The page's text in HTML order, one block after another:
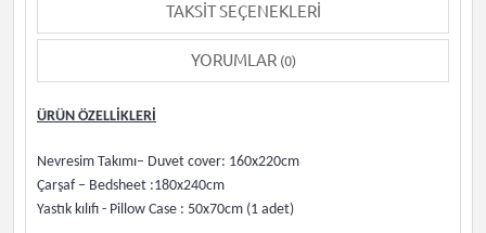
TAKSIT SEÇENEKLERI
YORUMLAR (0)
ÜRÜN ÖZELLİKLERİ
Nevresim Takımı– Duvet cover: 160x220cm
Çarşaf – Bedsheet :180x240cm
Yastık kılıfı - Pillow Case : 50x70cm (1 adet)